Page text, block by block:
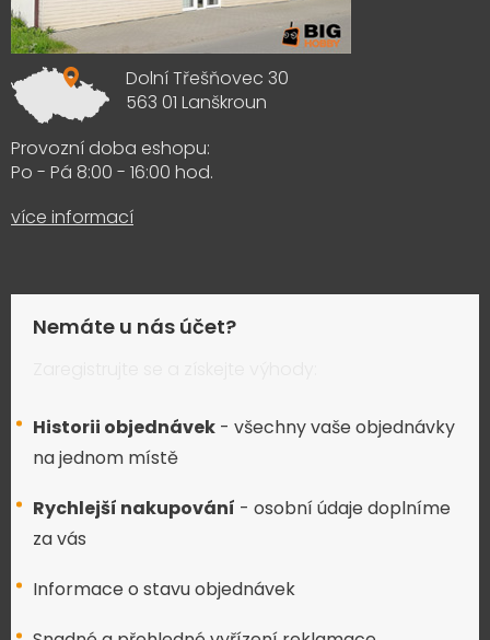
Dolní Třešňovec 30
563 01 Lanškroun
Provozní doba eshopu:
Po - Pá 8:00 - 16:00 hod.
více informací
Nemáte u nás účet?
Historii objednávek - všechny vaše objednávky
na jednom místě
Rychlejší nakupování - osobní údaje doplníme
za vás
Informace o stavu objednávek